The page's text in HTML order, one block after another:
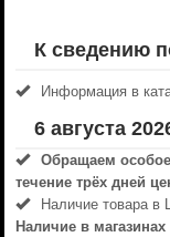
К сведению
Информация в
6 августа
Обращаем
течениe трёх дней
Наличие товара в
Наличие в магазинах